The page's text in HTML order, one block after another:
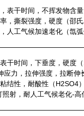
表干时间，不挥发物含
，撕裂强度，硬度（邵
人工气候加速老化（氙
干时间，下垂度，硬度
应力，拉伸强度，拉断
结性，耐酸性（H2SO4
照射，耐人工气候老化-高